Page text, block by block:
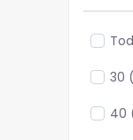
30
40